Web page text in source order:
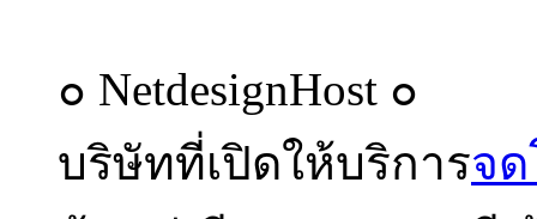
๐ NetdesignHost ๐
บริษัทที่เปิดให้บริการจ